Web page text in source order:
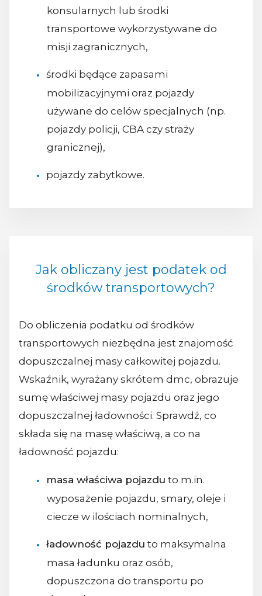
konsularnych lub środki
transportowe wykorzystywane do
misji zagranicznych,
środki będące zapasami
mobilizacyjnymi oraz pojazdy
używane do celów specjalnych (np.
pojazdy policji, CBA czy straży
granicznej),
pojazdy zabytkowe.
Jak obliczany jest podatek od
środków transportowych?
Do obliczenia podatku od środków
transportowych niezbędna jest znajomość
dopuszczalnej masy całkowitej pojazdu.
Wskaźnik, wyrażany skrótem dmc, obrazuje
sumę właściwej masy pojazdu oraz jego
dopuszczalnej ładowności. Sprawdź, co
składa się na masę właściwą, a co na
ładowność pojazdu:
masa właściwa pojazdu to m.in.
wyposażenie pojazdu, smary, oleje i
ciecze w ilościach nominalnych,
ładowność pojazdu to maksymalna
masa ładunku oraz osób,
dopuszczona do transportu po